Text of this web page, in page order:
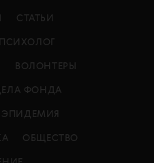
СТАТЬИ
ПСИХОЛОГ
ВОЛОНТЕРЫ
ФОНДА
ЭПИДЕМИЯ
ОБЩЕСТВО